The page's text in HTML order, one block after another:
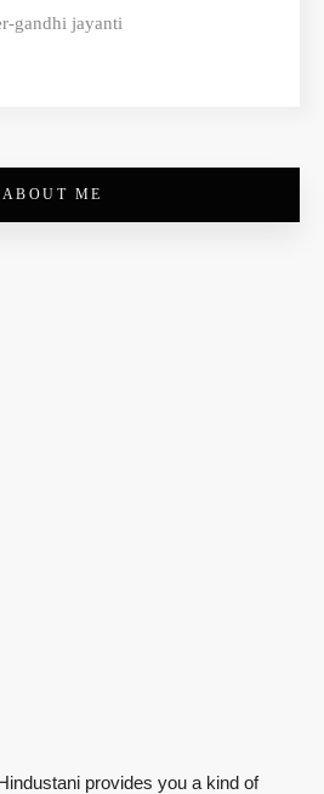
gandhi jayanti
ABOUT ME
provides you a kind of